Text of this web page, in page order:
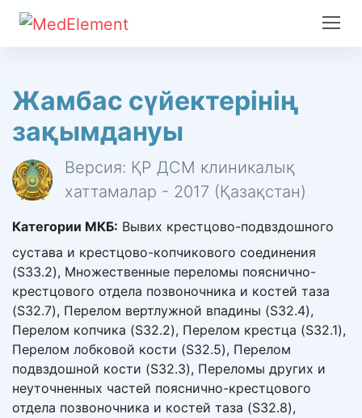
Жамбас сүйектерінің
зақымдануы
Версия: ҚР ДСМ клиникалық
хаттамалар - 2017 (Қазақстан)
Категории МКБ: Вывих крестцово-подвздошного
сустава и крестцово-копчикового соединения
(S33.2), Множественные переломы пояснично-
крестцового отдела позвоночника и костей таза
(S32.7), Перелом вертлужной впадины (S32.4),
Перелом копчика (S32.2), Перелом крестца (S32.1),
Перелом лобковой кости (S32.5), Перелом
подвздошной кости (S32.3), Переломы других и
неуточненных частей пояснично-крестцового
отдела позвоночника и костей таза (S32.8),